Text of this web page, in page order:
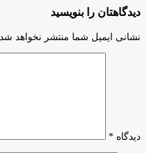
دیدگاهتان را بنویسید
نشانی ایمیل شما منتشر نخواهد شد.
دیدگاه *